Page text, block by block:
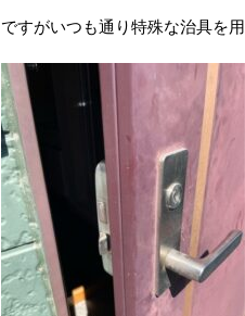
ですがいつも通り特殊な治具を